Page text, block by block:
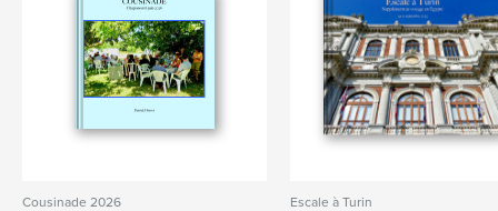
Cousinade 2026 Escale à Turin